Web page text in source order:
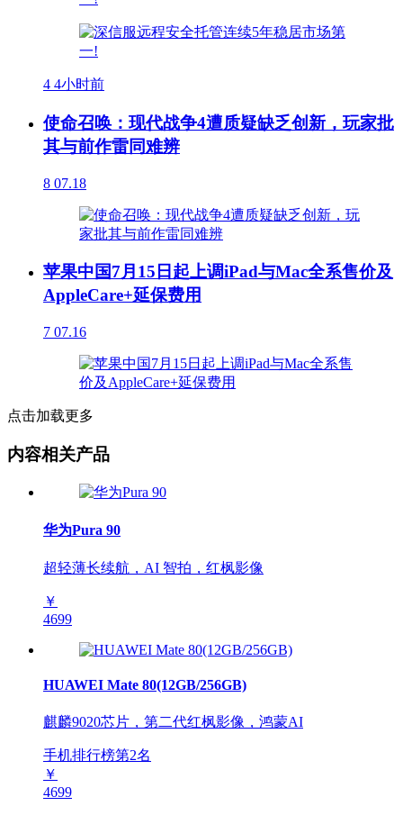
4 4小时前
使命召唤：现代战争4遭质疑缺乏创新，玩家批
其与前作雷同难辨
8 07.18
苹果中国7月15日起上调iPad与Mac全系售价及
AppleCare+延保费用
7 07.16
点击加载更多
内容相关产品
华为Pura 90
超轻薄长续航，AI 智拍，红枫影像
￥
4699
HUAWEI Mate 80(12GB/256GB)
麒麟9020芯片，第二代红枫影像，鸿蒙AI
手机排行榜第2名
￥
4699